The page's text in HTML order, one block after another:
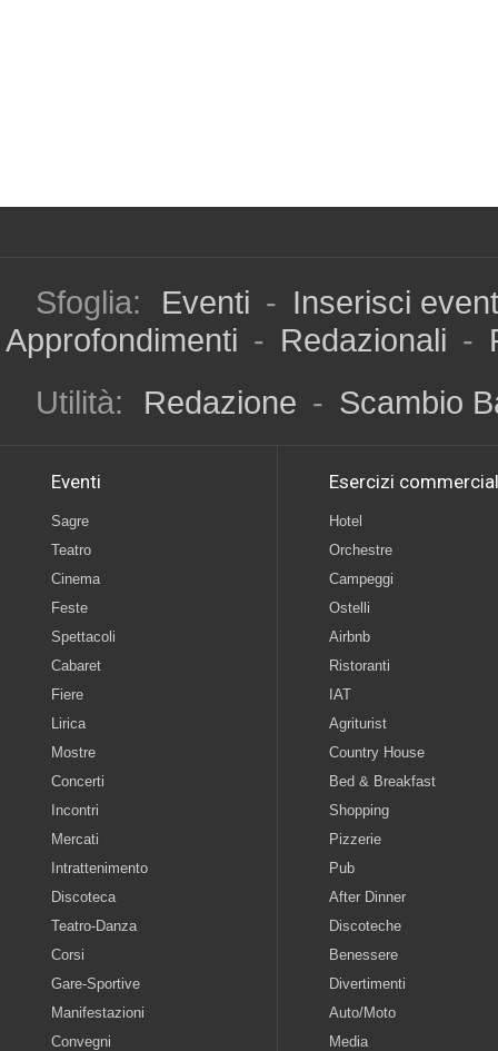
Sfoglia: Eventi - Inserisci
Approfondimenti - Redazionali -
Utilità:
Redazione - Scambio
Eventi
Sagre
Teatro
Cinema
Feste
Spettacoli
Cabaret
Fiere
Lirica
Mostre
Concerti
Incontri
Mercati
Intrattenimento
Discoteca
Teatro-Danza
Corsi
Gare-Sportive
Manifestazioni
Convegni
Esercizi
Hotel
Orchestre
Campeggi
Ostelli
Airbnb
Ristoranti
IAT
Agriturist
Country House
Bed & Breakfast
Shopping
Pizzerie
Pub
After Dinner
Discoteche
Benessere
Divertimenti
Auto/Moto
Media